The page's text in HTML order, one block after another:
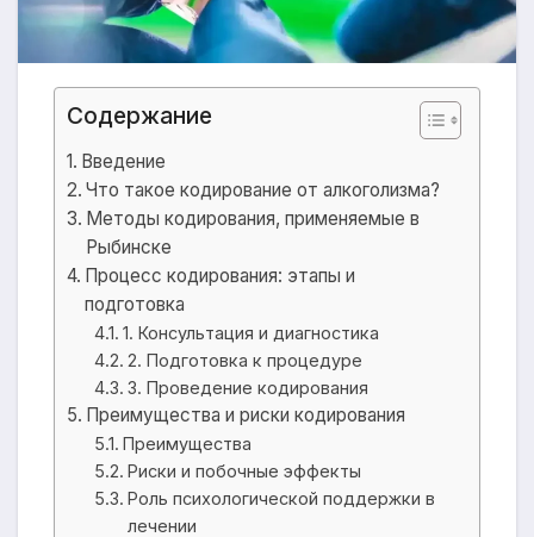
Содержание
Введение
Что такое кодирование от алкоголизма?
Методы кодирования, применяемые в
Рыбинске
Процесс кодирования: этапы и
подготовка
1. Консультация и диагностика
2. Подготовка к процедуре
3. Проведение кодирования
Преимущества и риски кодирования
Преимущества
Риски и побочные эффекты
Роль психологической поддержки в
лечении